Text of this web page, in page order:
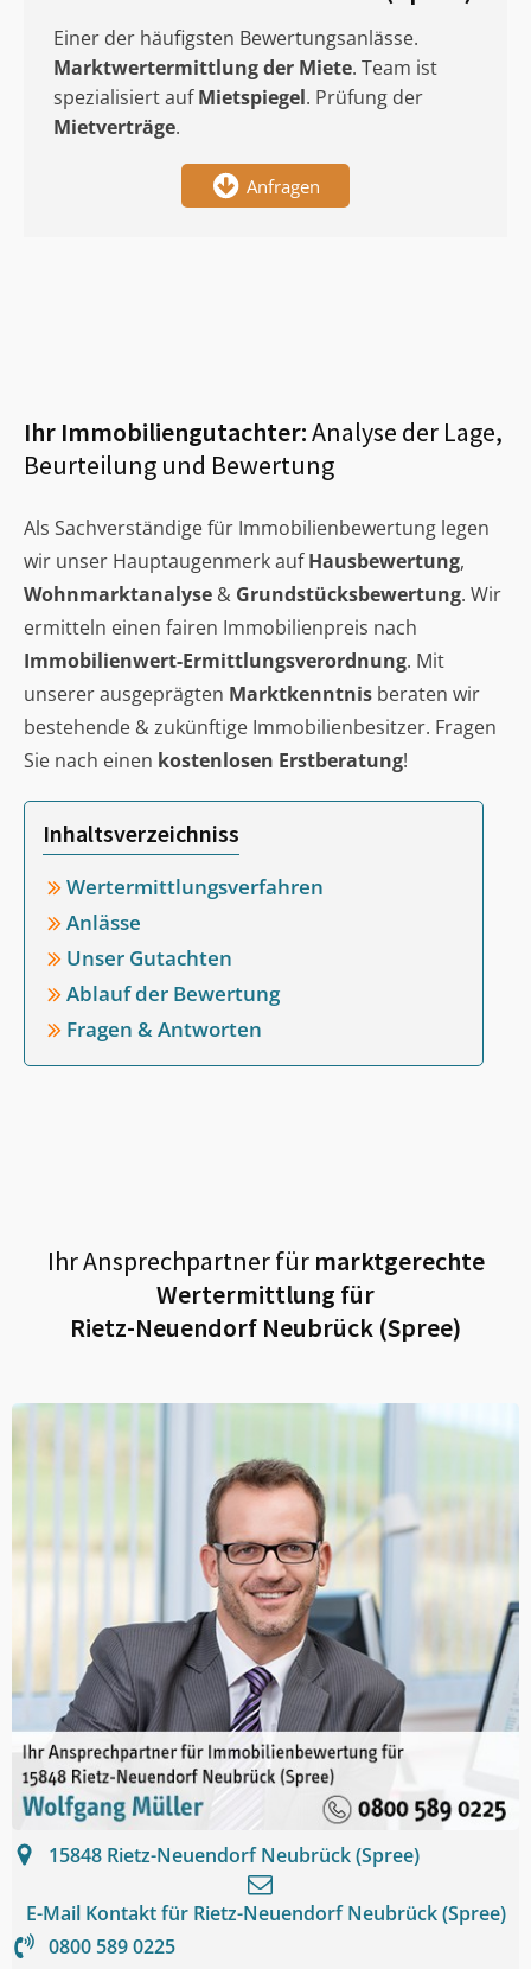
Einer der häufigsten Bewertungsanlässe.
Marktwertermittlungder Miete. Team ist
spezialisiert aufMietspiegel. Prüfung der
Mietverträge.
Anfragen
Ihr Immobiliengutachter:Analyse der Lage,
Beurteilung und Bewertung
Als Sachverständige für Immobilienbewertung legen
wir unser Hauptaugenmerk aufHausbewertung,
Wohnmarktanalyse & Grundstücksbewertung. Wir
ermitteln einen fairen Immobilienpreis nach
Immobilienwert-Ermittlungsverordnung. Mit
unserer ausgeprägten Marktkenntnis beraten wir
bestehende & zukünftige Immobilienbesitzer. Fragen
Sie nach einen kostenlosen Erstberatung!
Inhaltsverzeichniss
Wertermittlungsverfahren
Anlässe
Unser Gutachten
Ablauf der Bewertung
Fragen & Antworten
Ihr Ansprechpartner fürmarktgerechte
Wertermittlung für
Rietz-Neuendorf Neubrück (Spree)
15848 Rietz-Neuendorf Neubrück (Spree)
E-Mail Kontakt für Rietz-Neuendorf Neubrück (Spree)
0800 589 0225